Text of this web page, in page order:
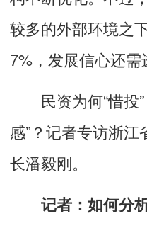
较多的外部环境之
7%，发展信心还需
民资为何“惜投”
感”？记者专访浙
长潘毅刚。
记者：如何分